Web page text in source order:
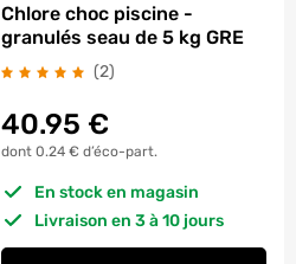
Chlore choc piscine -
granulés seau de 5 kg GRE
(2)
40.95 €
dont 0.24 € d’éco-part.
En stock en magasin
Livraison en 3 à 10 jours